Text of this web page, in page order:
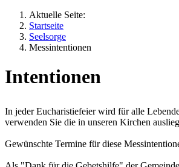
Aktuelle Seite:
Startseite
Seelsorge
Messintentionen
Intentionen
In jeder Eucharistiefeier wird für alle
verwenden Sie die in unseren Kirchen
Gewünschte Termine für diese